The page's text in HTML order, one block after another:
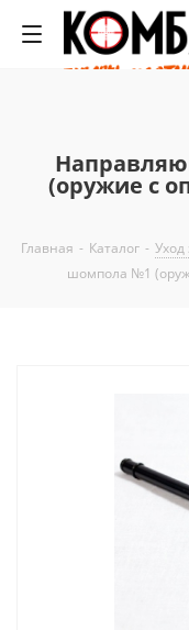
(оружие с
Главная - Каталог - Уход
шомпола №1